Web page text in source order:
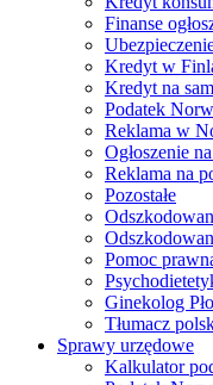
Finanse
Kredyt w
Kredyt na
Podatek
Reklama w
Ogłoszenie
Reklama na
Pozostałe
Pomoc
Ginekolog
Tłumacz
Sprawy urzędowe
Kalkulator